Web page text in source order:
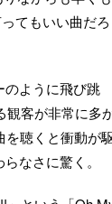
てもいい曲だろ
のように飛び跳
観客が非常に多
を聴くと衝動が
なさに驚く。